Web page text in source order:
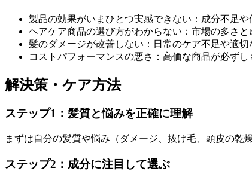
製品の効果がいまひとつ実感できない：成分不足や
ヘアケア商品の選び方がわからない：市場の多さと
髪のダメージが改善しない：日常のケア不足や適切
コストパフォーマンスの悪さ：高価な商品が必ず
解決策・ケア方法
ステップ1：髪質と悩みを正確に理解
まずは自分の髪質や悩み（ダメージ、抜け毛、頭皮の乾
ステップ2：成分に注目して選ぶ